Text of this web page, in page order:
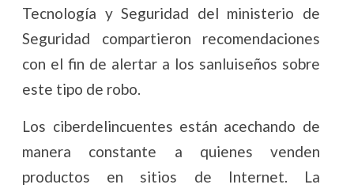
Tecnología y Seguridad del ministerio de
Seguridad compartieron recomendaciones
con el fin de alertar a los sanluiseños sobre
este tipo de robo.
Los ciberdelincuentes están acechando de
manera constante a quienes venden
productos en sitios de Internet. La